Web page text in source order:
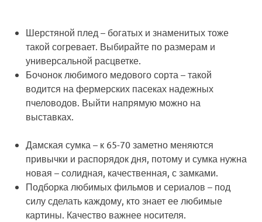
Шерстяной плед – богатых и знаменитых тоже
такой согревает. Выбирайте по размерам и
универсальной расцветке.
Бочонок любимого медового сорта – такой
водится на фермерских пасеках надежных
пчеловодов. Выйти напрямую можно на
выставках.
Дамская сумка – к 65-70 заметно меняются
привычки и распорядок дня, потому и сумка нужна
новая – солидная, качественная, с замками.
Подборка любимых фильмов и сериалов – под
силу сделать каждому, кто знает ее любимые
картины. Качество важнее носителя.